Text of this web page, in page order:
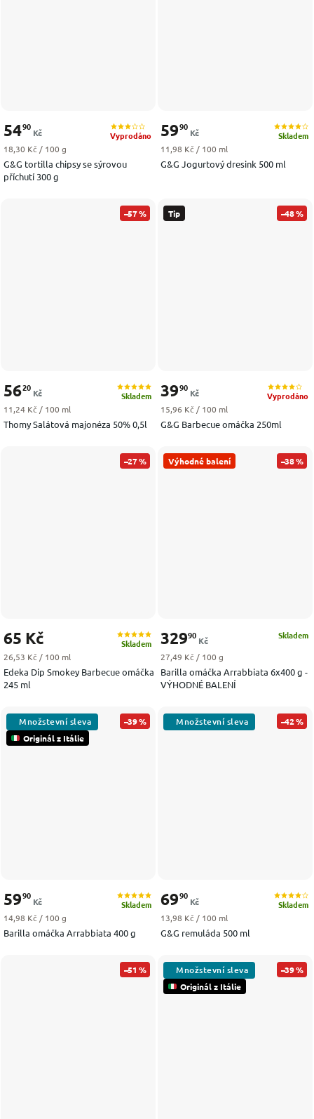
G&G tortilla chipsy se sýrovou
příchutí 300 g
Vyprodáno
5490
Kč
Měrná cena:
18,30 Kč / 100 g
G&G Jogurtový dresink 500 ml
Skladem
5990
Kč
Měrná cena:
11,98 Kč / 100 ml
–57 %
Thomy Salátová majonéza 50% 0,5l
Skladem
5620
Kč
Měrná cena:
11,24 Kč / 100 ml
Tip –48 %
G&G Barbecue omáčka 250ml
Vyprodáno
3990
Kč
Měrná cena:
15,96 Kč / 100 ml
–27 %
Edeka Dip Smokey Barbecue omáčka
245 ml
Skladem
65 Kč
Měrná cena:
26,53 Kč / 100 ml
Výhodné balení –38 %
Barilla omáčka Arrabbiata 6x400 g -
VÝHODNÉ BALENÍ
Skladem
32990
Kč
Měrná cena:
27,49 Kč / 100 g
Originál z Itálie
–39 %
Barilla omáčka Arrabbiata 400 g
Skladem
5990
Kč
Měrná cena:
14,98 Kč / 100 g
–42 %
G&G remuláda 500 ml
Skladem
6990
Kč
Měrná cena:
13,98 Kč / 100 ml
–51 %
Originál z Itálie
–39 %